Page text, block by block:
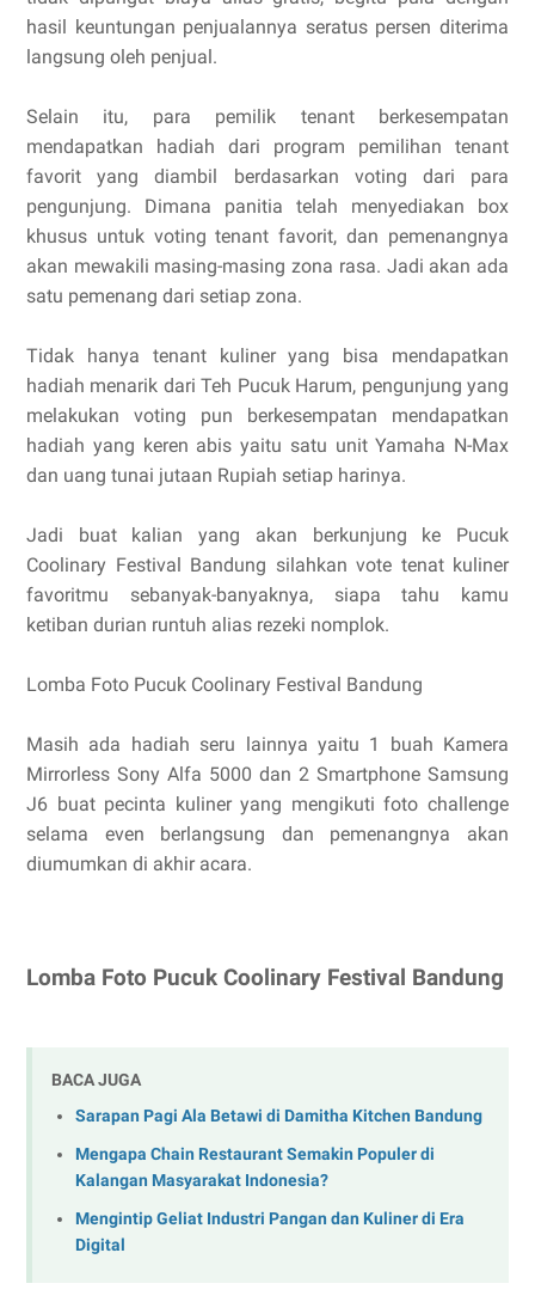
hasil keuntungan penjualannya seratus persen diterima
langsung oleh penjual.
Selain itu, para pemilik tenant berkesempatan
mendapatkan hadiah dari program pemilihan tenant
favorit yang diambil berdasarkan voting dari para
pengunjung. Dimana panitia telah menyediakan box
khusus untuk voting tenant favorit, dan pemenangnya
akan mewakili masing-masing zona rasa. Jadi akan ada
satu pemenang dari setiap zona.
Tidak hanya tenant kuliner yang bisa mendapatkan
hadiah menarik dari Teh Pucuk Harum, pengunjung yang
melakukan voting pun berkesempatan mendapatkan
hadiah yang keren abis yaitu satu unit Yamaha N-Max
dan uang tunai jutaan Rupiah setiap harinya.
Jadi buat kalian yang akan berkunjung ke Pucuk
Coolinary Festival Bandung silahkan vote tenat kuliner
favoritmu sebanyak-banyaknya, siapa tahu kamu
ketiban durian runtuh alias rezeki nomplok.
Lomba Foto Pucuk Coolinary Festival Bandung
Masih ada hadiah seru lainnya yaitu 1 buah Kamera
Mirrorless Sony Alfa 5000 dan 2 Smartphone Samsung
J6 buat pecinta kuliner yang mengikuti foto challenge
selama even berlangsung dan pemenangnya akan
diumumkan di akhir acara.
Lomba Foto Pucuk Coolinary Festival Bandung
BACA JUGA
Sarapan Pagi Ala Betawi di Damitha Kitchen Bandung
Mengapa Chain Restaurant Semakin Populer di
Kalangan Masyarakat Indonesia?
Mengintip Geliat Industri Pangan dan Kuliner di Era
Digital